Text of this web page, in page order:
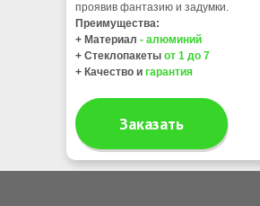
проявив фантазию и задумки.
Преимущества:
+ Материал - алюминий
+ Стеклопакеты от 1 до 7
+ Качество и гарантия
Заказать